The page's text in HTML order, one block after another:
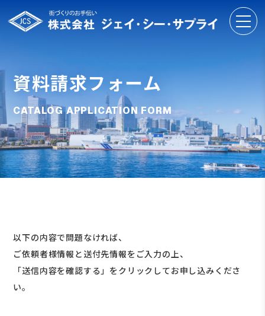
資料請求フォーム
CATALOG APPLICATION FORM
以下の内容で問題なければ、
ご依頼者様情報と送付先情報をご入力の上、
「送信内容を確認する」をクリックしてお申し込みくださ
い。